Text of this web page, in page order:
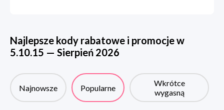
Najlepsze kody rabatowe i promocje w
5.10.15 — Sierpień 2026
Najnowsze Popularne
Wkrótce
wygasną